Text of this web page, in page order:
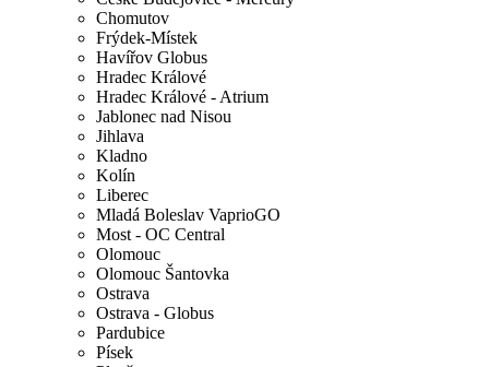
Chomutov
Frýdek-Místek
Havířov Globus
Hradec Králové
Hradec Králové - Atrium
Jablonec nad Nisou
Jihlava
Kladno
Kolín
Liberec
Mladá Boleslav VaprioGO
Most - OC Central
Olomouc
Olomouc Šantovka
Ostrava
Ostrava - Globus
Pardubice
Písek